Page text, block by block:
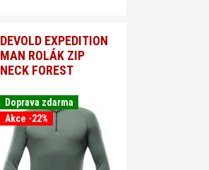
DEVOLD EXPEDITION
MAN ROLÁK ZIP
NECK FOREST
Doprava zdarma
Akce -22%